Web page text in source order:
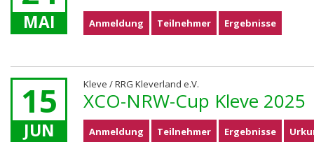
MAI Anmeldung Teilnehmer Ergebnisse
15
JUN
Kleve / RRG Kleverland e.V.
XCO-NRW-Cup Kleve 2025
Anmeldung Teilnehmer Ergebnisse